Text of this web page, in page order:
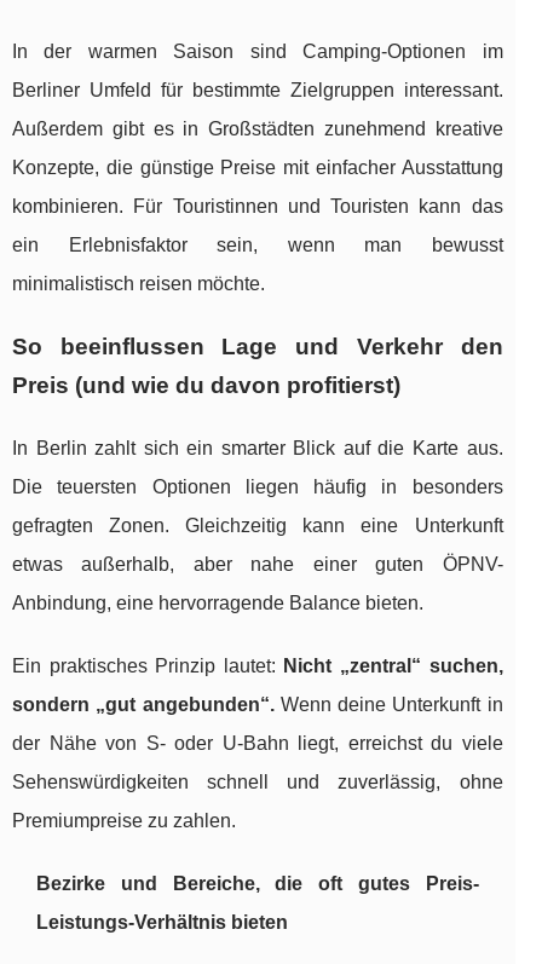
In der warmen Saison sind Camping-Optionen im
Berliner Umfeld für bestimmte Zielgruppen interessant.
Außerdem gibt es in Großstädten zunehmend kreative
Konzepte, die günstige Preise mit einfacher Ausstattung
kombinieren. Für Touristinnen und Touristen kann das
ein Erlebnisfaktor sein, wenn man bewusst
minimalistisch reisen möchte.
So beeinflussen Lage und Verkehr den
Preis (und wie du davon profitierst)
In Berlin zahlt sich ein smarter Blick auf die Karte aus.
Die teuersten Optionen liegen häufig in besonders
gefragten Zonen. Gleichzeitig kann eine Unterkunft
etwas außerhalb, aber nahe einer guten ÖPNV-
Anbindung, eine hervorragende Balance bieten.
Ein praktisches Prinzip lautet: Nicht „zentral“ suchen,
sondern „gut angebunden“.Wenn deine Unterkunft in
der Nähe von S- oder U-Bahn liegt, erreichst du viele
Sehenswürdigkeiten schnell und zuverlässig, ohne
Premiumpreise zu zahlen.
Bezirke und Bereiche, die oft gutes Preis-
Leistungs-Verhältnis bieten